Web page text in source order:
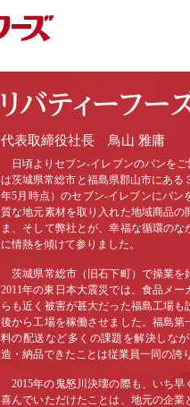
代表取締役社長 鳥山 雅庸
日頃よりセブン-イレブンのパンを
は茨城県常総市と福島県郡山市にある
年5月時点）のセブン-イレブンにパン
質な地元素材を取り入れた地域商品
ま、そして弊社とが、幸福な循環の
に情熱を傾けて参りました。
茨城県常総市（旧石下町）で操業を
2011年の東日本大震災では、食品メ
らも近く被害が甚大だった福島工場
後から工場を稼働させました。福島
料の配送など多くの課題を解決しな
造・納品できたことは従業員一同の誇
2015年の鬼怒川決壊の際も、いち早
喜んでいただけたことは、地元の企